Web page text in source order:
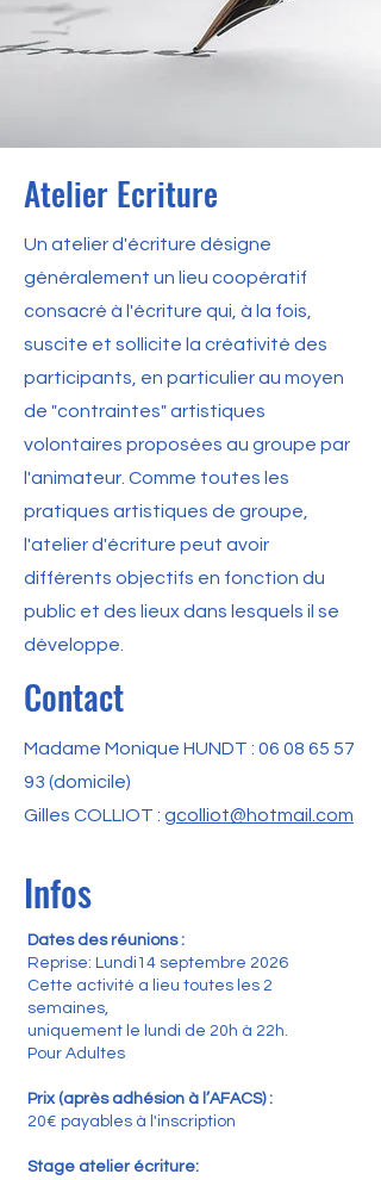
Atelier Ecriture
Un atelier d'écriture désigne
généralement un lieu coopératif
consacré à l'écriture qui, à la fois,
suscite et sollicite la créativité des
participants, en particulier au moyen
de "contraintes" artistiques
volontaires proposées au groupe par
l'animateur. Comme toutes les
pratiques artistiques de groupe,
l'atelier d'écriture peut avoir
différents objectifs en fonction du
public et des lieux dans lesquels il se
développe.
Contact
Madame Monique HUNDT : 06 08 65 57
93 (domicile)
Gilles COLLIOT : gcolliot@hotmail.com
Infos
Dates des réunions :
Reprise: Lundi14 septembre 2026
Cette activité a lieu toutes les 2
semaines,
uniquement le lundi de 20h à 22h.
Pour Adultes
Prix (après adhésion à l’AFACS) :
20€ payables à l'inscription
Stage atelier écriture: